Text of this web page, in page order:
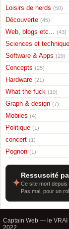
Loisirs de nerds (50)
Découverte (45)
Web, blogs etc... (43)
Sciences et
Software & Apps (29)
Concepts (25)
Hardware (21)
What the fuck (19)
Graph & design (7)
Mobiles (4)
Politique (1)
concert (1)
Pognon (1)
✦
Ressuscité
Ce site mort depuis
Pas mal, pour un
Captain Web — le VRAI
2022.